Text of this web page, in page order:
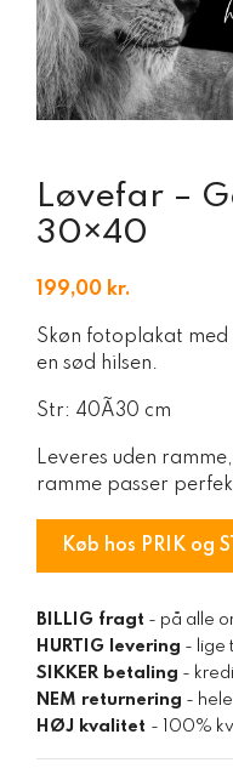
Løvefar –
30×40
199,00 kr.
Skøn fotoplakat
en sød hilsen.
Str: 40Ã30 cm
Leveres uden
ramme passer
Køb hos PRIK og
BILLIG fragt - på alle
HURTIG levering - lige
SIKKER betaling -
NEM returnering -
HØJ kvalitet - 100%